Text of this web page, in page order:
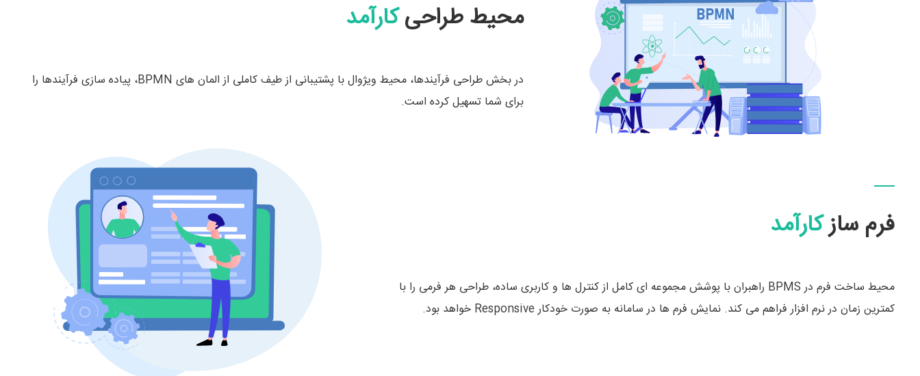
محیط طراحیکارآمد
در بخش طراحی فرآیندها، محیط ویژوال با پشتیبانی از طیف کاملی از المان های BPMN، پیاده سازی فرآیندها را
برای شما تسهیل کرده است.
فرم سازکارآمد
محیط ساخت فرم در BPMS راهبران با پوشش مجموعه ای کامل از کنترل ها و کاربری ساده، طراحی هر فرمی را با
کمترین زمان در نرم افزار فراهم می کند. نمایش فرم ها در سامانه به صورت خودکار Responsive خواهد بود.